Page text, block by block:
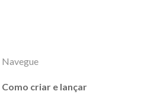
Navegue
Como criar e lançar